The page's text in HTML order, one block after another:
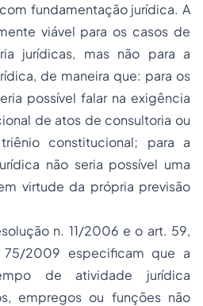
fundamentação jurídica. A
viável para os casos de
jurídicas, mas não para a
de maneira que: para os
possível falar na exigência
de atos de consultoria ou
constitucional; para a
não seria possível uma
virtude da própria previsão
n. 11/2006 e o art. 59,
75/2009 especificam que a
de atividade jurídica
empregos ou funções não